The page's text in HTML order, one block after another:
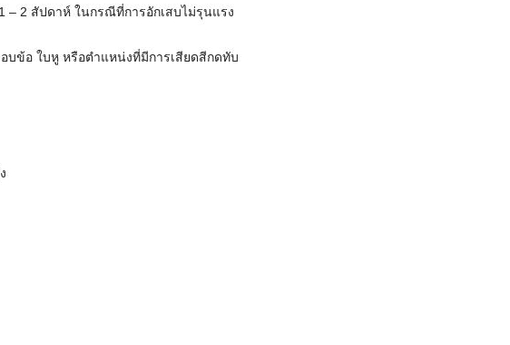
– 2 สัปดาห์ ในกรณีที่การอักเสบไม่รุนแรง
บข้อ ใบหู หรือตำแหน่งที่มีการเสียดสีกดทับ